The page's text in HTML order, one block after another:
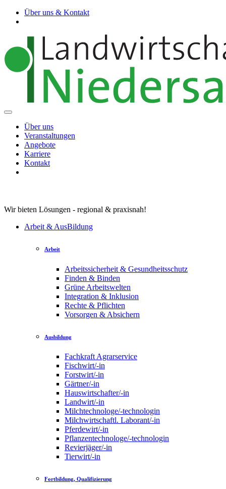
Über uns & Kontakt
Über uns
Veranstaltungen
Angebote
Karriere
Kontakt
Wir bieten Lösungen - regional & praxisnah!
Arbeit & AusBildung
Arbeit
Arbeitssicherheit & Gesundheitsschutz
Finden & Binden
Grüne Arbeitswelten
Integration & Inklusion
Rechte & Pflichten
Vorsorgen & Absichern
Ausbildung
Fachkraft Agrarservice
Fischwirt/-in
Forstwirt/-in
Gärtner/-in
Hauswirtschafter/-in
Landwirt/-in
Milchtechnologe/-technologin
Milchwirtschaftl. Laborant/-in
Pferdewirt/-in
Pflanzentechnologe/-technologin
Revierjäger/-in
Tierwirt/-in
Fortbildung, Qualifizierung